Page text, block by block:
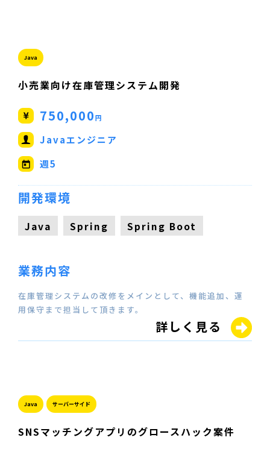
Java
小売業向け在庫管理システム開発
750,000円
Javaエンジニア
週5
開発環境
Java Spring Spring Boot
業務内容
在庫管理システムの改修をメインとして、機能追加、運
用保守まで担当して頂きます。
詳しく見る
Java サーバーサイド
SNSマッチングアプリのグロースハック案件